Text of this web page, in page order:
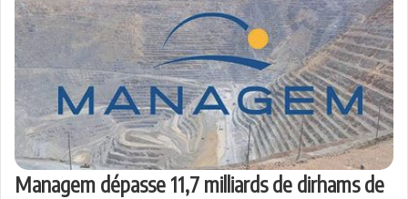
Managem dépasse 11,7 milliards de dirhams de